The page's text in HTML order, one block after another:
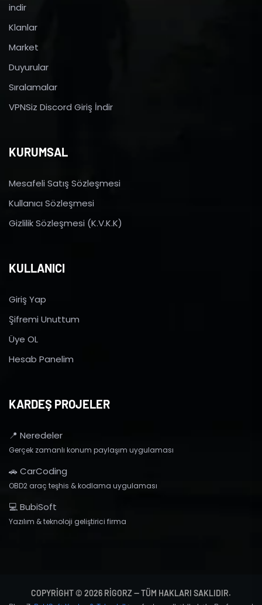
indir
Klanlar
Market
Duyurular
Sıralamalar
VPNSiz Discord Giriş İndir
KURUMSAL
Mesafeli Satış Sözleşmesi
Kullanıcı Sözleşmesi
Gizlilik Sözleşmesi (K.V.K.K)
KULLANICI
Giriş Yap
Şifremi Unuttum
Üye OL
Hesab Panelim
KARDEŞ PROJELER
📍 Neredeler
Gerçek zamanlı konum paylaşım uygulaması
🚗 CarCoding
OBD2 araç teşhis & kodlama uygulaması
💻 BubiSoft
Yazılım & teknoloji geliştirici firma
COPYRIGHT © 2026 RIGORZ — TÜM HAKLARI SAKLIDIR.